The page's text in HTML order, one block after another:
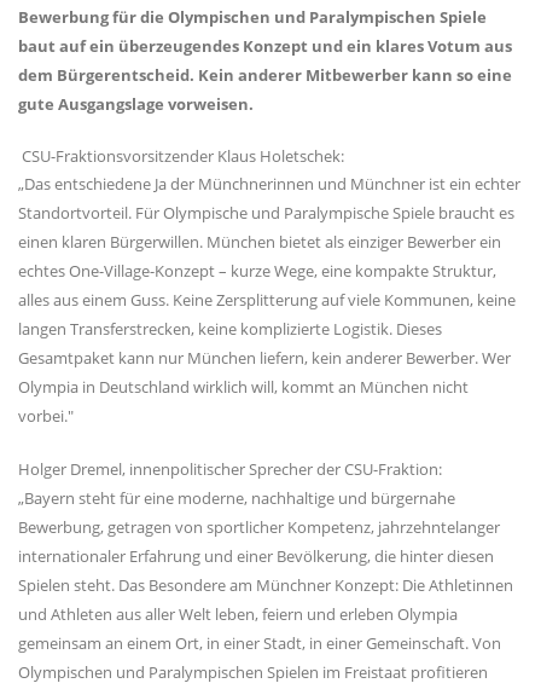
Bewerbung für die Olympischen und Paralympischen Spiele
baut auf ein überzeugendes Konzept und ein klares Votum aus
dem Bürgerentscheid. Kein anderer Mitbewerber kann so eine
gute Ausgangslage vorweisen.
CSU-Fraktionsvorsitzender Klaus Holetschek:
Das entschiedene Ja der Münchnerinnen und Münchner ist ein echter
Standortvorteil. Für Olympische und Paralympische Spiele braucht es
einen klaren Bürgerwillen. München bietet als einziger Bewerber ein
echtes One-Village-Konzept – kurze Wege, eine kompakte Struktur,
alles aus einem Guss. Keine Zersplitterung auf viele Kommunen, keine
langen Transferstrecken, keine komplizierte Logistik. Dieses
Gesamtpaket kann nur München liefern, kein anderer Bewerber. Wer
Olympia in Deutschland wirklich will, kommt an München nicht
vorbei."
Holger Dremel, innenpolitischer Sprecher der CSU-Fraktion:
Bayern steht für eine moderne, nachhaltige und bürgernahe
Bewerbung, getragen von sportlicher Kompetenz, jahrzehntelanger
internationaler Erfahrung und einer Bevölkerung, die hinter diesen
Spielen steht. Das Besondere am Münchner Konzept: Die Athletinnen
und Athleten aus aller Welt leben, feiern und erleben Olympia
gemeinsam an einem Ort, in einer Stadt, in einer Gemeinschaft. Von
Olympischen und Paralympischen Spielen im Freistaat profitieren